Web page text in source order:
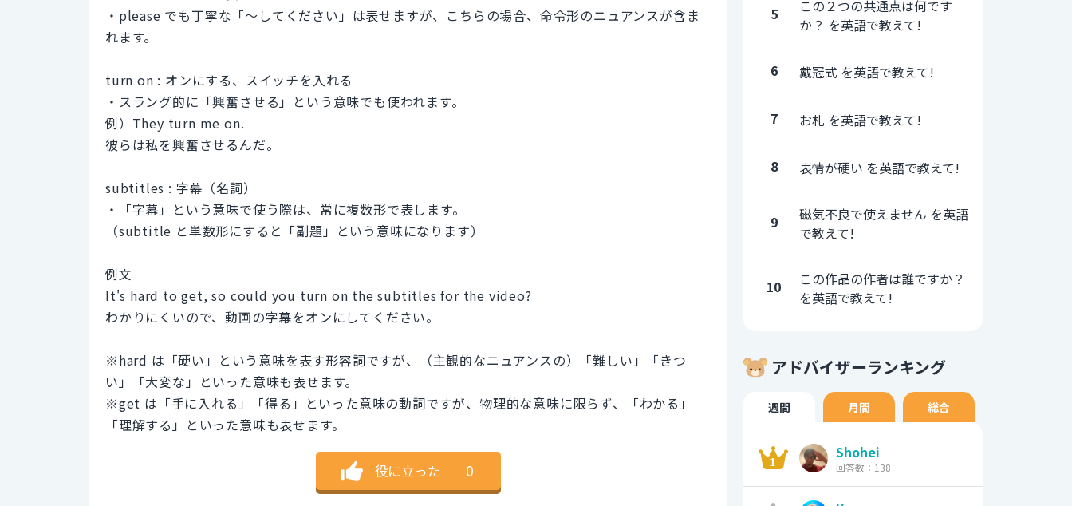
・please でも丁寧な「～してください」は表せますが、こちらの場合、命令形のニュアンスが含ま
れます。
turn on : オンにする、スイッチを入れる
・スラング的に「興奮させる」という意味でも使われます。
例）They turn me on.
彼らは私を興奮させるんだ。
subtitles : 字幕（名詞）
・「字幕」という意味で使う際は、常に複数形で表します。
（subtitle と単数形にすると「副題」という意味になります）
例文
It's hard to get, so could you turn on the subtitles for the video?
わかりにくいので、動画の字幕をオンにしてください。
※hard は「硬い」という意味を表す形容詞ですが、（主観的なニュアンスの）「難しい」「きつ
い」「大変な」といった意味も表せます。
※get は「手に入れる」「得る」といった意味の動詞ですが、物理的な意味に限らず、「わかる」
「理解する」といった意味も表せます。
役に立った ｜ 0
5
この２つの共通点は何です
か？ を英語で教えて!
6 戴冠式 を英語で教えて!
7 お札 を英語で教えて!
8 表情が硬い を英語で教えて!
9
磁気不良で使えません を英語
で教えて!
10
この作品の作者は誰ですか？
を英語で教えて!
アドバイザーランキング
週間 月間 総合
Shohei
回答数：138